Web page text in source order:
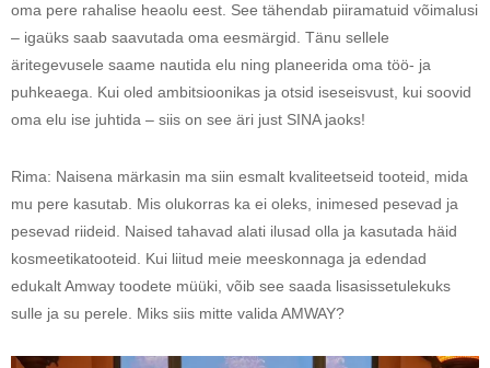
oma pere rahalise heaolu eest. See tähendab piiramatuid võimalusi
– igaüks saab saavutada oma eesmärgid. Tänu sellele
äritegevusele saame nautida elu ning planeerida oma töö- ja
puhkeaega. Kui oled ambitsioonikas ja otsid iseseisvust, kui soovid
oma elu ise juhtida – siis on see äri just SINA jaoks!
Rima: Naisena märkasin ma siin esmalt kvaliteetseid tooteid, mida
mu pere kasutab. Mis olukorras ka ei oleks, inimesed pesevad ja
pesevad riideid. Naised tahavad alati ilusad olla ja kasutada häid
kosmeetikatooteid. Kui liitud meie meeskonnaga ja edendad
edukalt Amway toodete müüki, võib see saada lisasissetulekuks
sulle ja su perele. Miks siis mitte valida AMWAY?